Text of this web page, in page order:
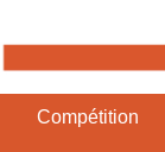
Compétition